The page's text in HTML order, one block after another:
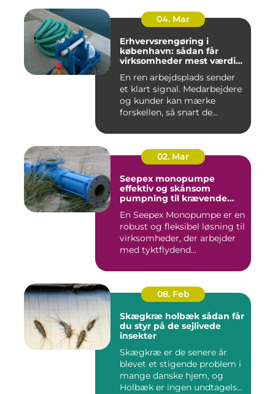
04. Mar
Erhvervsrengøring i
københavn: sådan får
virksomheder mest værdi
En ren arbejdsplads sender
et klart signal. Medarbejdere
og kunder kan mærke
forskellen, så snart de...
02. Mar
Seepex monopumpe
effektiv og skånsom
pumpning til krævende
En Seepex Monopumpe er en
robust og fleksibel løsning til
virksomheder, der arbejder
med tyktflydend...
08. Feb
Skægkræ holbæk sådan får
du styr på de sejlivede
insekter
Skægkræ er de senere år
blevet et stigende problem i
mange danske hjem, og
Holbæk er ingen undtagels...